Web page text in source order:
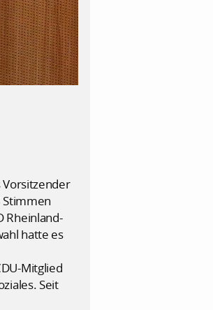
Vorsitzender
Stimmen
Rheinland-
hatte es
Mitglied
Seit